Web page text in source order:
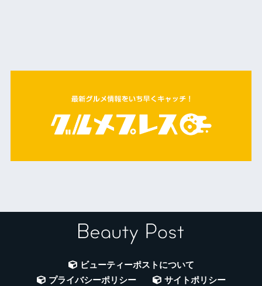
ビューティーポストについて
プライバシーポリシー
サイトポリシー